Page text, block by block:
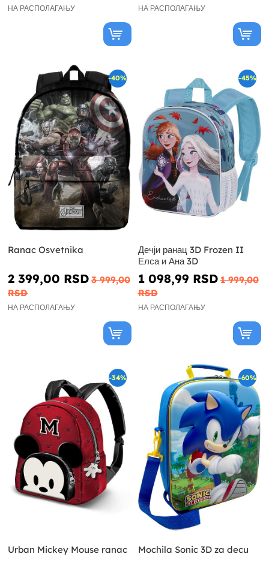
НА РАСПОЛАГАЊУ НА РАСПОЛАГАЊУ
-40%
Ranac Osvetnika
2 399,00 RSD 3 999,00
RSD
НА РАСПОЛАГАЊУ
-45%
Дечји ранац 3D Frozen II
Елса и Ана 3D
1 098,99 RSD 1 999,00
RSD
НА РАСПОЛАГАЊУ
-34%
Urban Mickey Mouse ranac
-60%
Mochila Sonic 3D za decu